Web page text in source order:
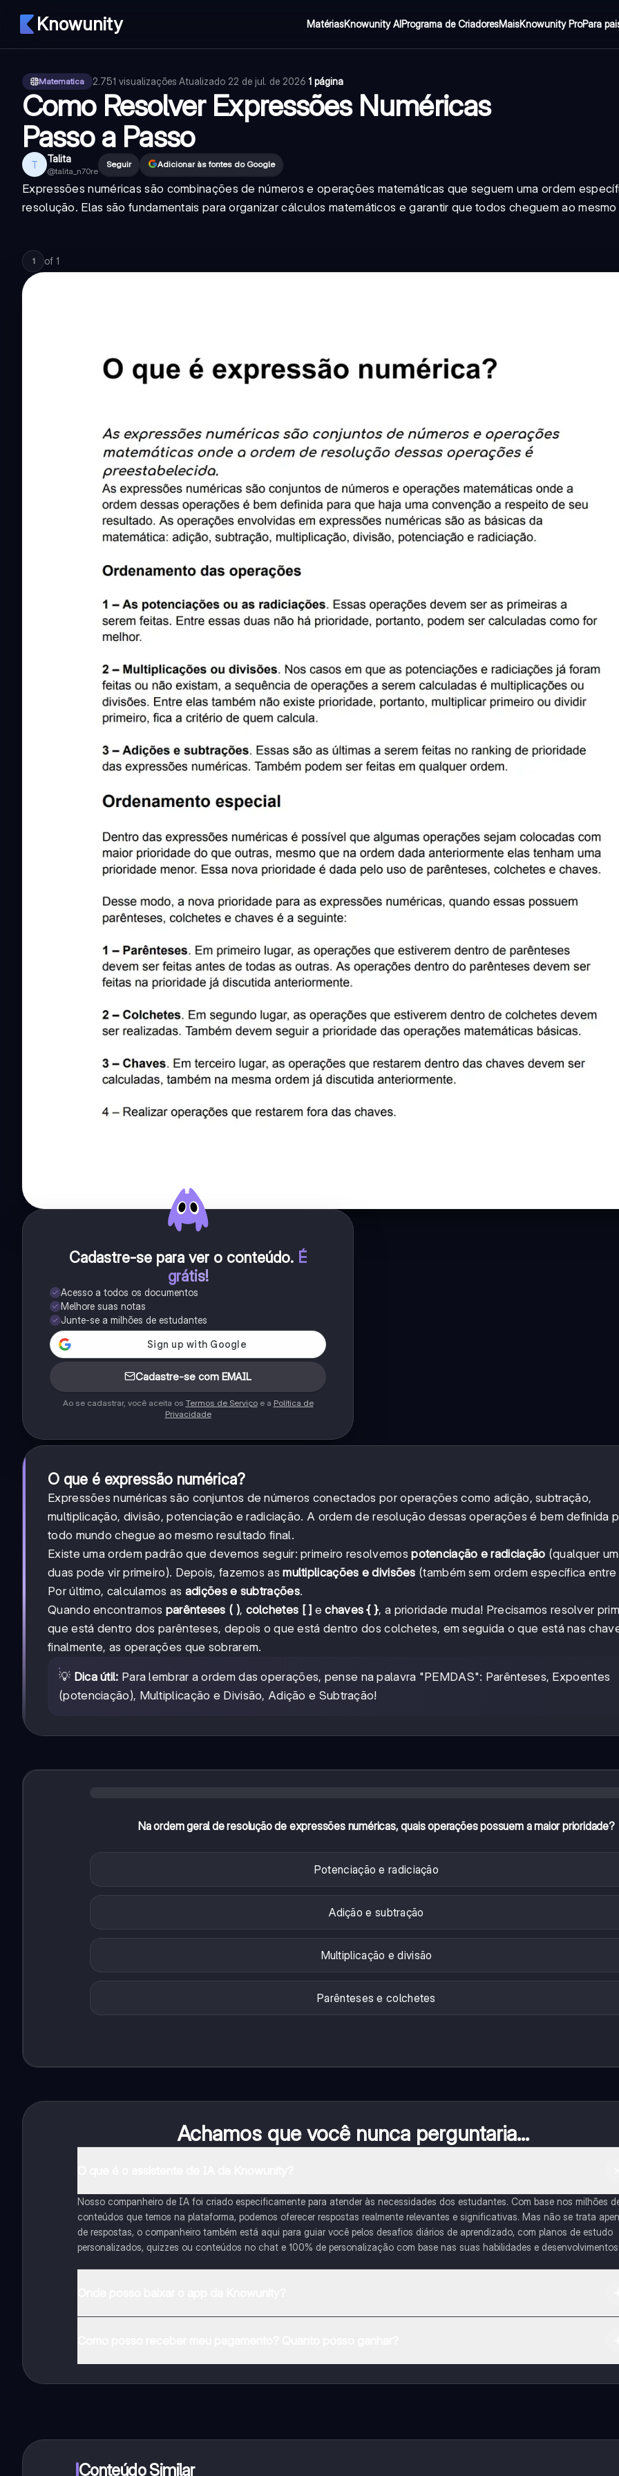
Knowunity MatériasKnowunity AIPrograma de CriadoresMaisKnowunity ProPara
Matematica 2.751 visualizações·Atualizado 22 de jul. de 2026·1 página
Como Resolver Expressões Numéricas
Passo a Passo
T Talita
@talita_n70re
Seguir Adicionar às fontes do Google
Expressões numéricas são combinações de números e operações matemáticas que seguem uma ordem
resolução. Elas são fundamentais para organizar cálculos matemáticos e garantir que todos cheguem ao
1 of 1
Cadastre-se para ver o conteúdo. É
grátis!
Acesso a todos os documentos
Melhore suas notas
Junte-se a milhões de estudantes
Cadastre-se com EMAIL
Ao se cadastrar, você aceita os Termos de Serviçoe a Política de
Privacidade
O que é expressão numérica?
Expressões numéricas são conjuntos de números conectados por operações como adição, subtração,
multiplicação, divisão, potenciação e radiciação. A ordem de resolução dessas operações é bem definida
todo mundo chegue ao mesmo resultado final.
Existe uma ordem padrão que devemos seguir: primeiro resolvemospotenciação e radiciação (qualquer
duas pode vir primeiro). Depois, fazemos asmultiplicações e divisões (também sem ordem específica entre
Por último, calculamos as adições e subtrações.
Quando encontramos parênteses ( ), colchetes [ ] echaves { }, a prioridade muda! Precisamos resolver
que está dentro dos parênteses, depois o que está dentro dos colchetes, em seguida o que está nas
finalmente, as operações que sobrarem.
💡 Dica útil: Para lembrar a ordem das operações, pense na palavra "PEMDAS": Parênteses, Expoentes
(potenciação), Multiplicação e Divisão, Adição e Subtração!
Na ordem geral de resolução de expressões numéricas, quais operações possuem a maior prioridade?
Potenciação e radiciação
Adição e subtração
Multiplicação e divisão
Parênteses e colchetes
Achamos que você nunca perguntaria...
Nosso companheiro de IA foi criado especificamente para atender às necessidades dos estudantes. Com base nos milhões
conteúdos que temos na plataforma, podemos oferecer respostas realmente relevantes e significativas. Mas não se trata
de respostas, o companheiro também está aqui para guiar você pelos desafios diários de aprendizado, com planos de estudo
personalizados, quizzes ou conteúdos no chat e 100% de personalização com base nas suas habilidades e desenvolvimentos.
funcionalidades da aplicação, pode adquirir o Knowunity Pro.
Conteúdo Similar